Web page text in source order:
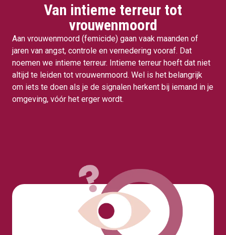
Van intieme terreur tot
vrouwenmoord
Aan vrouwenmoord (femicide) gaan vaak maanden of
jaren van angst, controle en vernedering vooraf. Dat
noemen we intieme terreur. Intieme terreur hoeft dat niet
altijd te leiden tot vrouwenmoord. Wel is het belangrijk
om iets te doen als je de signalen herkent bij iemand in je
omgeving, vóór het erger wordt.